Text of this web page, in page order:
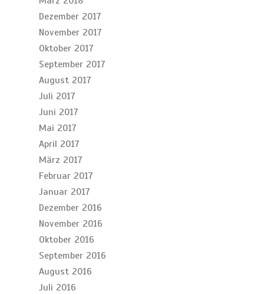
Dezember 2017
November 2017
Oktober 2017
September 2017
August 2017
Juli 2017
Juni 2017
Mai 2017
April 2017
März 2017
Februar 2017
Januar 2017
Dezember 2016
November 2016
Oktober 2016
September 2016
August 2016
Juli 2016